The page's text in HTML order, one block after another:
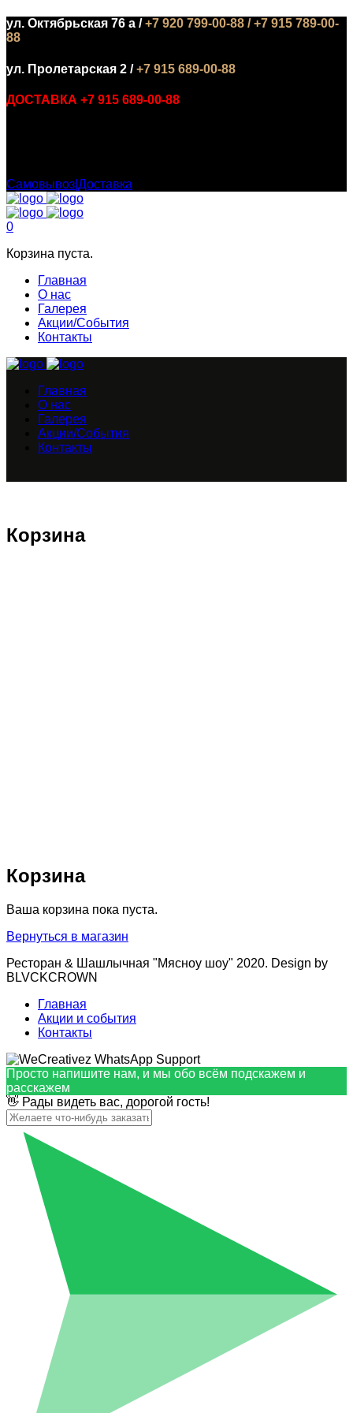
ул. Октябрьская 76 а /+7 920 799-00-88 / +7 915 789-00-
88
ул. Пролетарская 2 /+7 915 689-00-88
ДОСТАВКА +7 915 689-00-88
Самовывоз|Доставка
0
Корзина пуста.
Главная
О нас
Галерея
Акции/События
Контакты
Главная
О нас
Галерея
Акции/События
Контакты
Корзина
Корзина
Ваша корзина пока пуста.
Вернуться в магазин
Ресторан & Шашлычная "Мясноу шоу" 2020. Design by
BLVCKCROWN
Главная
Акции и события
Контакты
Просто напишите нам, и мы обо всём подскажем и
расскажем
👋 Рады видеть вас, дорогой гость!